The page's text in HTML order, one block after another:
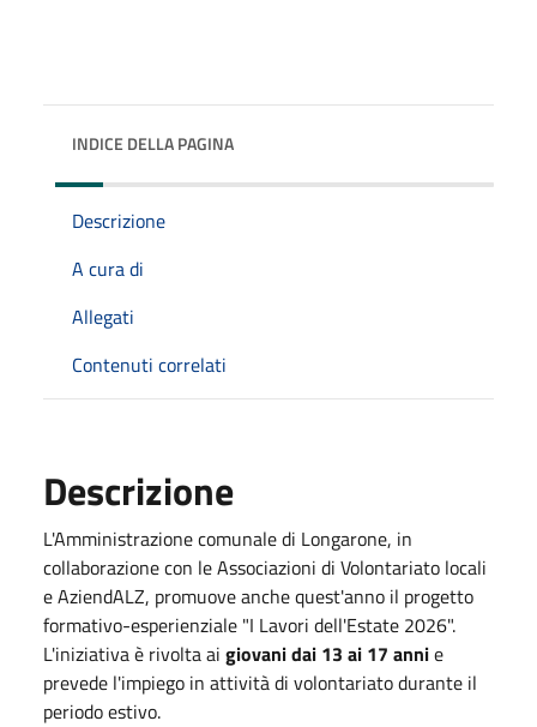
INDICE DELLA PAGINA
Descrizione
A cura di
Allegati
Contenuti correlati
Descrizione
L'Amministrazione comunale di Longarone, in
collaborazione con le Associazioni di Volontariato locali
e AziendALZ, promuove anche quest'anno il progetto
formativo-esperienziale "I Lavori dell'Estate 2026".
L'iniziativa è rivolta ai giovani dai 13 ai 17 annie
prevede l'impiego in attività di volontariato durante il
periodo estivo.